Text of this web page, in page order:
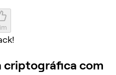
criptográfica com